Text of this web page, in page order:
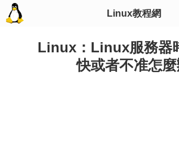
Linux教程網
Linux：Linux服務器
快或者不准怎